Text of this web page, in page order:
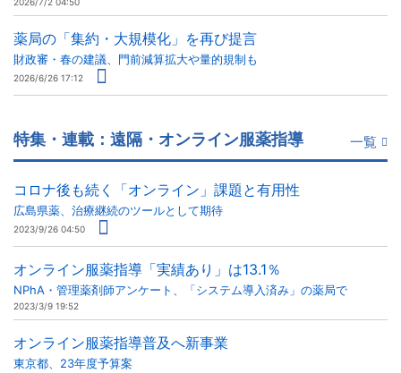
薬局の「集約・大規模化」を再び提言
財政審・春の建議、門前減算拡大や量的規制も
2026/6/26 17:12
特集・連載：遠隔・オンライン服薬指導 一覧
コロナ後も続く「オンライン」課題と有用性
広島県薬、治療継続のツールとして期待
2023/9/26 04:50
オンライン服薬指導「実績あり」は13.1％
NPhA・管理薬剤師アンケート、「システム導入済み」の薬局で
2023/3/9 19:52
オンライン服薬指導普及へ新事業
東京都、23年度予算案